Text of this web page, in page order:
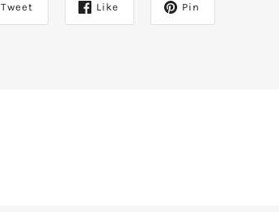
Tweet Like Pin